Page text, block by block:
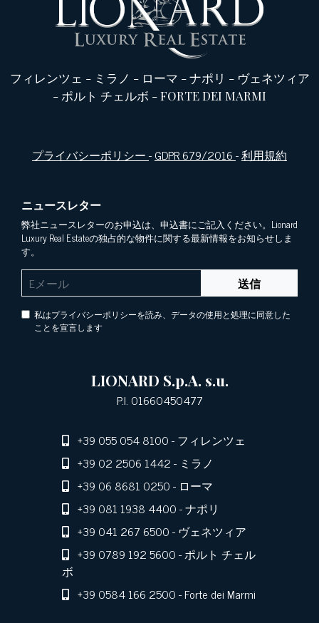
フィレンツェ - ミラノ - ローマ -ナポリ - ヴェネツィア
- ポルト チェルボ -FORTE DEI MARMI
プライバシーポリシー-GDPR 679/2016-利用規約
ニュースレター
弊社ニュースレターのお申込は、申込書にご記入ください。Lionard
Luxury Real Estateの独占的な物件に関する最新情報をお知らせしま
す。
送信
私はプライバシーポリシーを読み、データの使用と処理に同意した
ことを宣言します
LIONARD S.p.A. s.u.
P.I. 01660450477
+39 055 054 8100- フィレンツェ
+39 02 2506 1442- ミラノ
+39 06 8681 0250- ローマ
+39 081 1938 4400- ナポリ
+39 041 267 6500- ヴェネツィア
+39 0789 192 5600- ポルト チェル
ボ
+39 0584 166 2500- Forte dei Marmi